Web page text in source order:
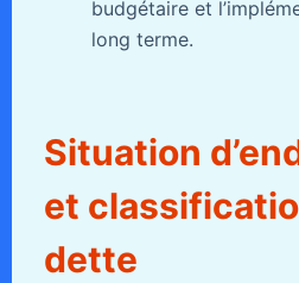
budgétaire et
long terme.
Situation
et
dette